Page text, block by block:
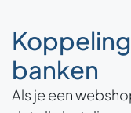
banken
Als je een